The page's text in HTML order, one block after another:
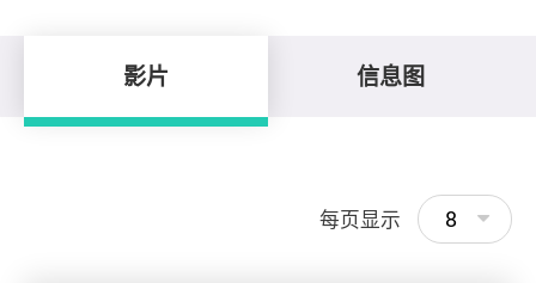
影片 信息图
每页显示 8